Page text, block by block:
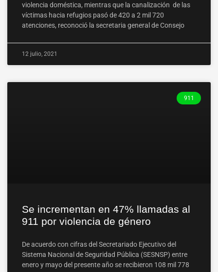
violencia doméstica, mientras que la canalización de las
víctimas hacia refugios pasó de 420 a 2 mil 720
atenciones, reconoció la secretaria general de Consejo
12 julio, 2021
911
Se incrementan en 47% llamadas al
911 por violencia de género
De acuerdo con cifras del Secretariado Ejecutivo del
Sistema Nacional de Seguridad Pública (SESNSP) entre
enero y mayo del presente año se recibieron 108 mil 778